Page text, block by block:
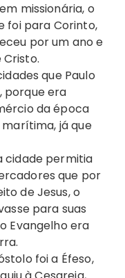
foi para Corinto,
por um ano e
que Paulo
porque era
da época
já que
cidade permitia
que por
de Jesus, o
para suas
Evangelho era
foi a Éfeso,